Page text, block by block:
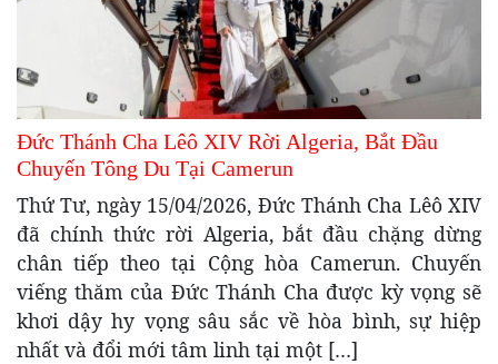
Đức Thánh Cha Lêô XIV Rời Algeria, Bắt Đầu
Chuyến Tông Du Tại Camerun
Thứ Tư, ngày 15/04/2026, Đức Thánh Cha Lêô XIV
đã chính thức rời Algeria, bắt đầu chặng dừng
chân tiếp theo tại Cộng hòa Camerun. Chuyến
viếng thăm của Đức Thánh Cha được kỳ vọng sẽ
khơi dậy hy vọng sâu sắc về hòa bình, sự hiệp
nhất và đổi mới tâm linh tại một […]